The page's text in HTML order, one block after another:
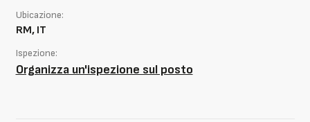
Ubicazione:
RM, IT
Ispezione:
Organizza un'ispezione sul posto